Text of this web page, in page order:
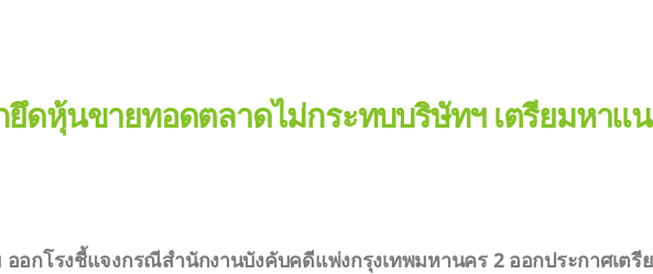
ดหุ้นขายทอดตลาดไม่กระทบบริษัทฯ เตรียมหาแ
อกโรงชี้แจงกรณีสำนักงานบังคับคดีแพ่งกรุงเทพมหานคร 2 ออกประกาศเตรี